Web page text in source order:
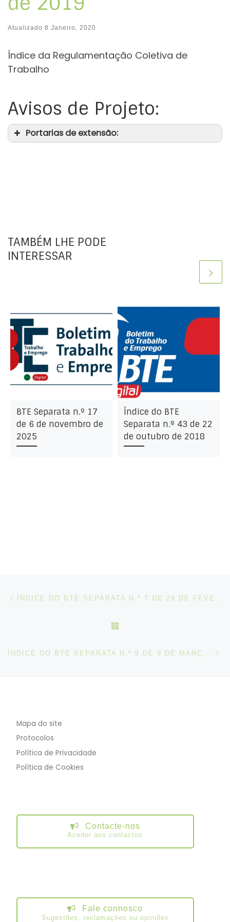
Atualizado 8 Janeiro, 2020
Índice da Regulamentação Coletiva de
Trabalho
Avisos de Projeto:
Portarias de extensão:
TAMBÉM LHE PODE
INTERESSAR
BTE Separata n.º 17
de 6 de novembro de
2025
Índice do BTE
Separata n.º 43 de 22
de outubro de 2018
Post navigation
Mapa do site
Protocolos
Política de Privacidade
Política de Cookies
Contacte-nos
Aceder aos contactos
Fale connosco
Sugestões, reclamações ou opiniões